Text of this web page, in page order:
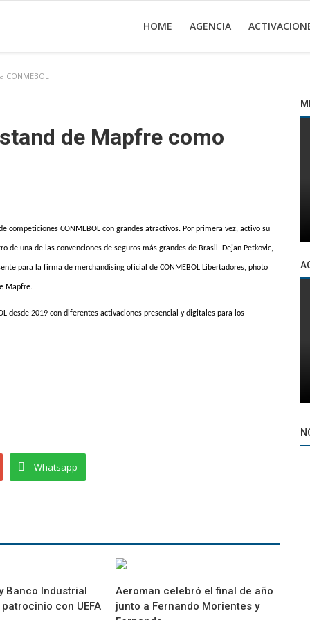
HOME AGENCIA
de Mapfre como
CONMEBOL con grandes atractivos. Por primera vez, activo su
de una de las convenciones de seguros más grandes de Brasil. Dejan Petkovic,
para la firma de merchandising oficial de CONMEBOL Libertadores, photo
Mapfre.
desde 2019 con diferentes activaciones presencial y digitales para los
Whatsapp
Banco Industrial
con UEFA
Aeroman celebró el final de año
junto a Fernando Morientes y